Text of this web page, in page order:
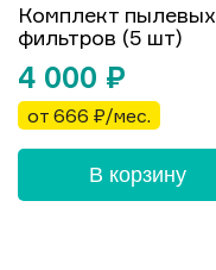
Комплект пылевых
фильтров (5 шт)
4 000 ₽
от 666 ₽/мес.
В корзину